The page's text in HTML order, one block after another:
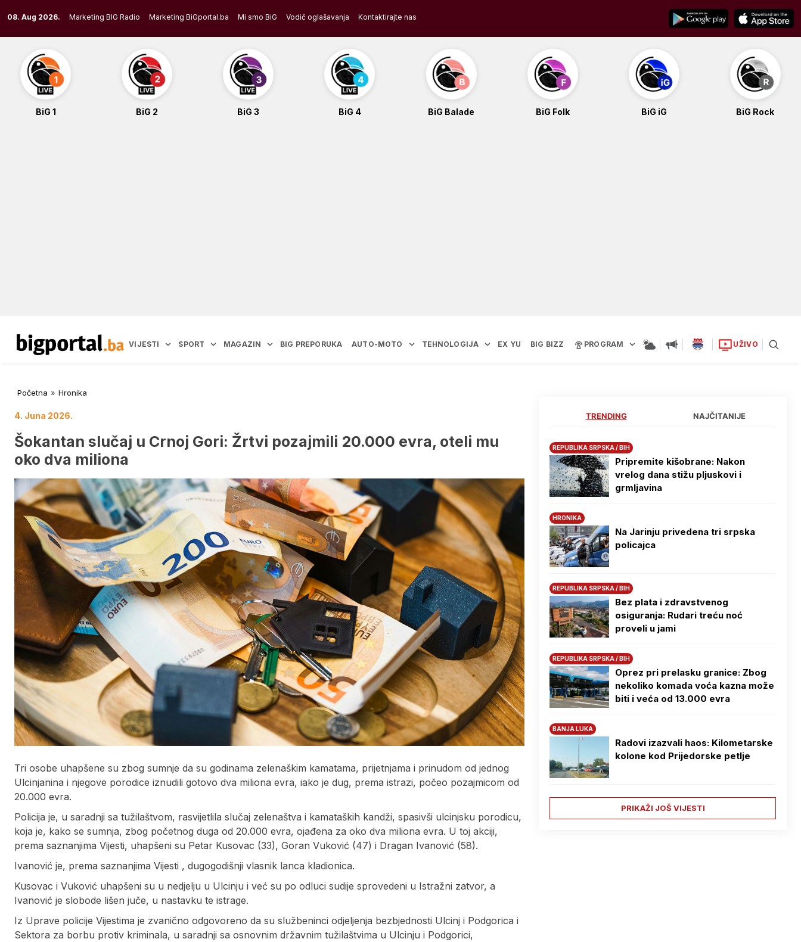
to
content
08. Aug 2026. Marketing BIG Radio Marketing BiGportal.ba Mi smo BiG Vodič oglašavanja Kontaktirajte nas
BiG 1 BiG 2 BiG 3 BiG 4 BiG Balade BiG Folk BiG iG BiG Rock
VIJESTI SPORT MAGAZIN BIG PREPORUKA AUTO-MOTO TEHNOLOGIJA EX YU BIG BIZZ PROGRAM UŽIVO
Početna » Hronika
4. Juna 2026.
Šokantan slučaj u Crnoj Gori: Žrtvi pozajmili 20.000 evra, oteli mu
oko dva miliona
Tri osobe uhapšene su zbog sumnje da su godinama zelenaškim kamatama, prijetnjama i prinudom od jednog
Ulcinjanina i njegove porodice iznudili gotovo dva miliona evra, iako je dug, prema istrazi, počeo pozajmicom od
20.000 evra.
Policija je, u saradnji sa tužilaštvom, rasvijetlila slučaj zelenaštva i kamataških kandži, spasivši ulcinjsku porodicu,
koja je, kako se sumnja, zbog početnog duga od 20.000 evra, ojađena za oko dva miliona evra. U toj akciji,
prema saznanjima Vijesti, uhapšeni su Petar Kusovac (33), Goran Vuković (47) i Dragan Ivanović (58).
Ivanović je, prema saznanjima Vijesti , dugogodišnji vlasnik lanca kladionica.
Kusovac i Vuković uhapšeni su u nedjelju u Ulcinju i već su po odluci sudije sprovedeni u Istražni zatvor, a
Ivanović je slobode lišen juče, u nastavku te istrage.
Iz Uprave policije Vijestima je zvanično odgovoreno da su službeninci odjeljenja bezbjednosti Ulcinj i Podgorica i
Sektora za borbu protiv kriminala, u saradnji sa osnovnim državnim tužilaštvima u Ulcinju i Podgorici,
TRENDING NAJČITANIJE
REPUBLIKA SRPSKA / BIH
Pripremite kišobrane: Nakon
vrelog dana stižu pljuskovi i
grmljavina
HRONIKA
Na Јarinju privedena tri srpska
policajca
REPUBLIKA SRPSKA / BIH
Bez plata i zdravstvenog
osiguranja: Rudari treću noć
proveli u jami
REPUBLIKA SRPSKA / BIH
Oprez pri prelasku granice: Zbog
nekoliko komada voća kazna može
biti i veća od 13.000 evra
BANJA LUKA
Radovi izazvali haos: Kilometarske
kolone kod Prijedorske petlje
PRIKAŽI JOŠ VIJESTI